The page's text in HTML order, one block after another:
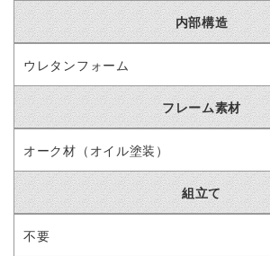
内部構造
ウレタンフォーム
フレーム素材
オーク材（オイル塗装）
組立て
不要